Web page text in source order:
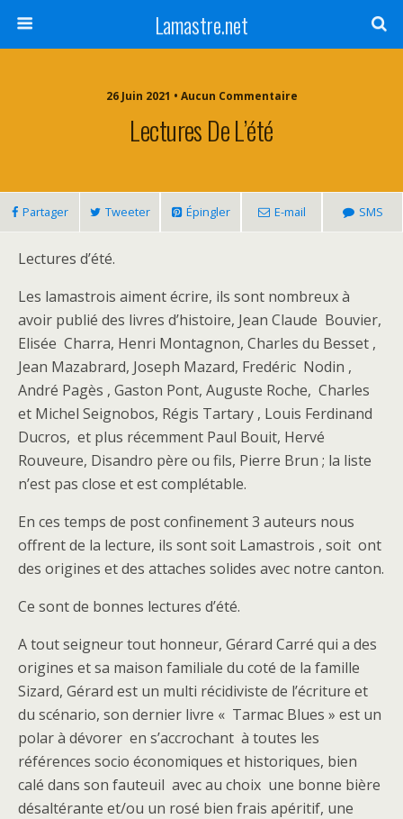
Lamastre.net
26 Juin 2021 • Aucun Commentaire
Lectures De L’été
Partager Tweeter Épingler E-mail SMS
Lectures d’été.
Les lamastrois aiment écrire, ils sont nombreux à
avoir publié des livres d’histoire, Jean Claude Bouvier,
Elisée Charra, Henri Montagnon, Charles du Besset ,
Jean Mazabrard, Joseph Mazard, Fredéric Nodin ,
André Pagès , Gaston Pont, Auguste Roche, Charles
et Michel Seignobos, Régis Tartary , Louis Ferdinand
Ducros, et plus récemment Paul Bouit, Hervé
Rouveure, Disandro père ou fils, Pierre Brun ; la liste
n’est pas close et est complétable.
En ces temps de post confinement 3 auteurs nous
offrent de la lecture, ils sont soit Lamastrois , soit ont
des origines et des attaches solides avec notre canton.
Ce sont de bonnes lectures d’été.
A tout seigneur tout honneur, Gérard Carré qui a des
origines et sa maison familiale du coté de la famille
Sizard, Gérard est un multi récidiviste de l’écriture et
du scénario, son dernier livre « Tarmac Blues » est un
polar à dévorer en s’accrochant à toutes les
références socio économiques et historiques, bien
calé dans son fauteuil avec au choix une bonne bière
désaltérante et/ou un rosé bien frais apéritif, une